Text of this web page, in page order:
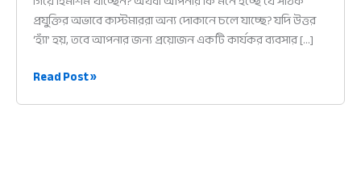
প্রযুক্তির অভাবে কাস্টমাররা অন্য দোকানে চলে যাচ্ছে? যদি উত্তর
‘হ্যাঁ’ হয়, তবে আপনার জন্য প্রয়োজন একটি কার্যকর ব্যবসার […]
ব্যবসার
Read Post »